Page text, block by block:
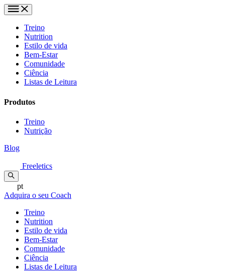
Treino
Nutrition
Estilo de vida
Bem-Estar
Comunidade
Ciência
Listas de Leitura
Produtos
Treino
Nutrição
Blog
Freeletics
pt
Adquira o seu Coach
Treino
Nutrition
Estilo de vida
Bem-Estar
Comunidade
Ciência
Listas de Leitura